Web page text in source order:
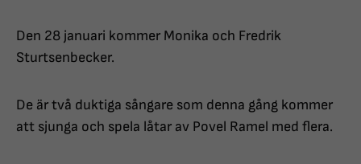
Den 28 januari kommer Monika och Fredrik
Sturtsenbecker.
De är två duktiga sångare som denna gång kommer
att sjunga och spela låtar av Povel Ramel med flera.